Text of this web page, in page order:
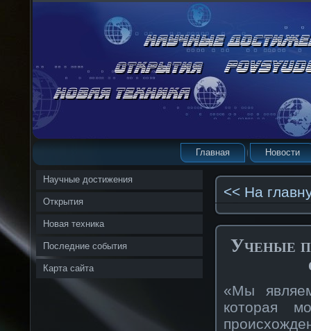
Главная Новости
Научные достижения
Открытия
Новая техника
Последние события
Карта сайта
<< На
Ученые
«Мы
которая